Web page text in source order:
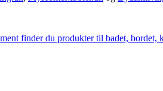
finder du produkter til badet,